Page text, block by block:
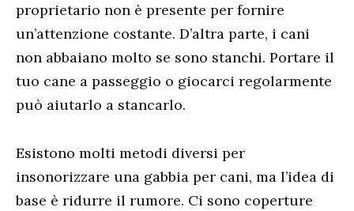
proprietario non è presente per fornire
un’attenzione costante. D’altra parte, i cani
non abbaiano molto se sono stanchi. Portare il
tuo cane a passeggio o giocarci regolarmente
può aiutarlo a stancarlo.
Esistono molti metodi diversi per
insonorizzare una gabbia per cani, ma l’idea di
base è ridurre il rumore. Ci sono coperture